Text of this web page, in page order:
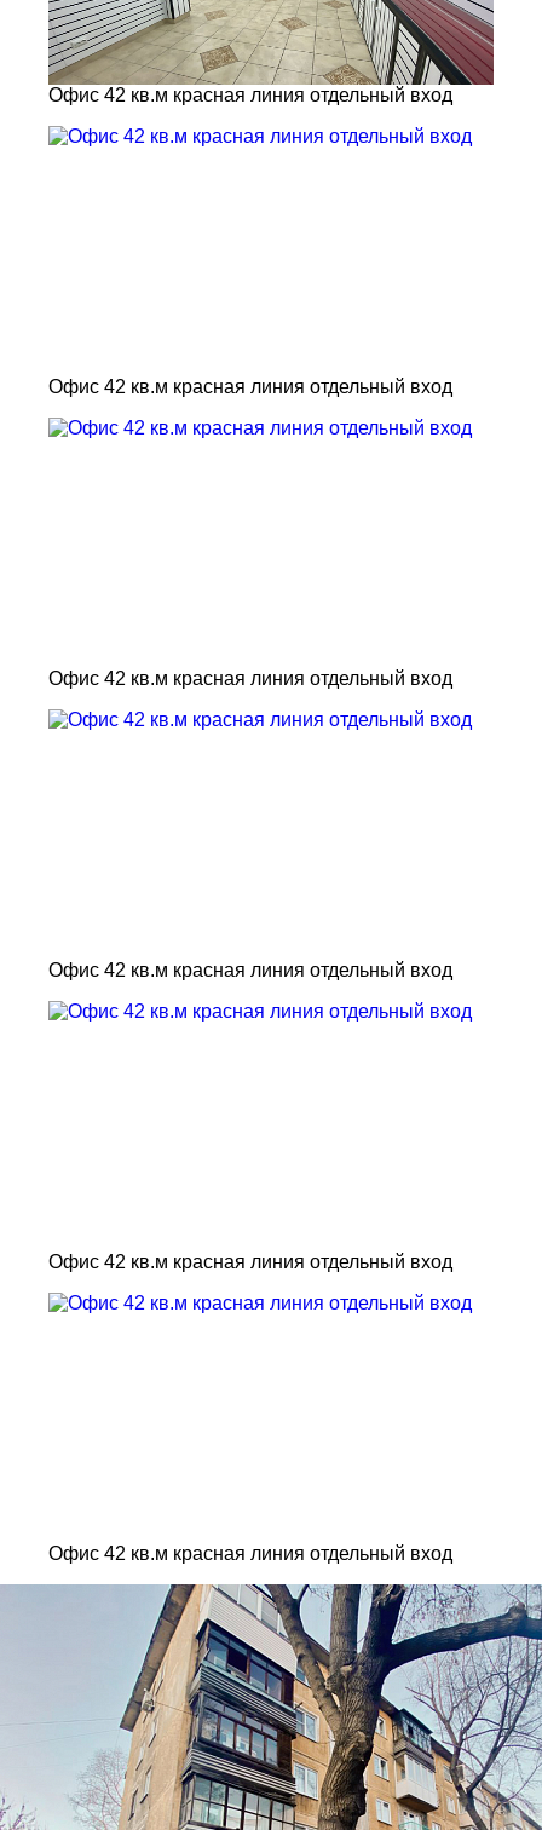
Офис 42 кв.м красная линия отдельный вход
Офис 42 кв.м красная линия отдельный вход
Офис 42 кв.м красная линия отдельный вход
Офис 42 кв.м красная линия отдельный вход
Офис 42 кв.м красная линия отдельный вход
Офис 42 кв.м красная линия отдельный вход